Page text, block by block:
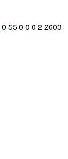
0 550 0 0 22603